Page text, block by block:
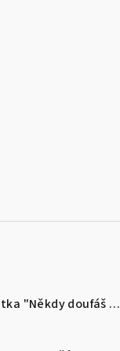
Body pro dvojčátka "Někdy doufáš v zázrak...a dostaneš rovnou dva"